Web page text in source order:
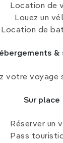
Location de
Louez un
Location de
&
votre voyage
Sur place
Réserver un
Pass